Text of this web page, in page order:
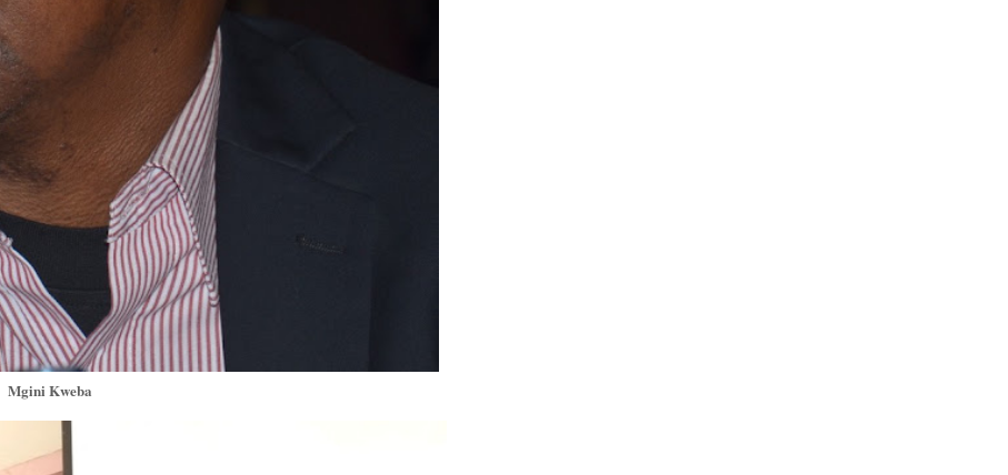
Mgini Kweba